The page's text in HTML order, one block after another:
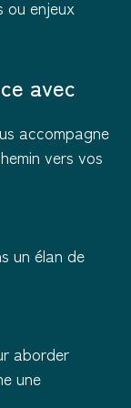
enjeux
avec
accompagne
vers vos
un élan de
aborder
une